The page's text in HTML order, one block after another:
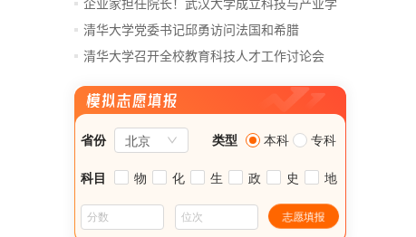
企业家担任院长！武汉大学成立科技与产业学
院
清华大学党委书记邱勇访问法国和希腊
清华大学召开全校教育科技人才工作讨论会